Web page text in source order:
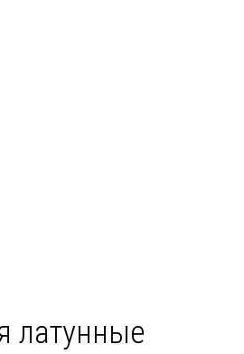
латунные